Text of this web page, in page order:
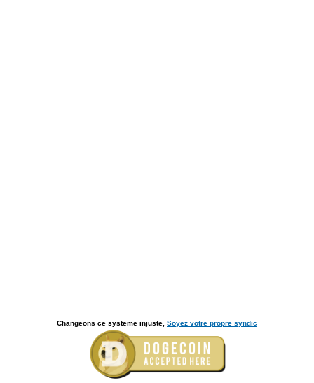
Changeons ce systeme injuste, Soyez votre propre syndic